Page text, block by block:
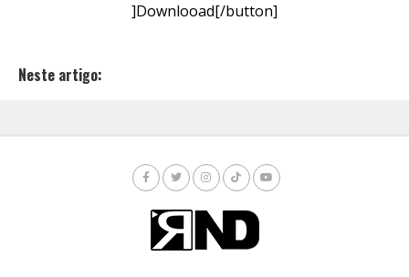
]Downlooad[/button]
Neste artigo: